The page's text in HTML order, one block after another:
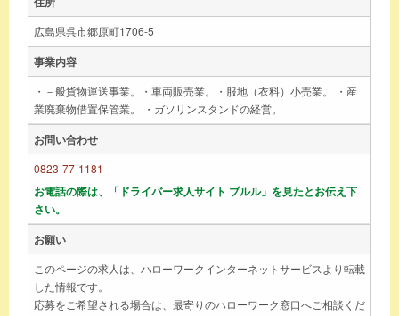
広島県呉市郷原町1706-5
事業内容
・－般貨物運送事業。・車両販売業。・服地（衣料）小売業。 ・産
業廃棄物借置保管業。 ・ガソリンスタンドの経営。
お問い合わせ
0823-77-1181
お電話の際は、「ドライバー求人サイト ブルル」を見たとお伝え下
さい。
お願い
このページの求人は、ハローワークインターネットサービスより転載
した情報です。
応募をご希望される場合は、最寄りのハローワーク窓口へご相談くだ